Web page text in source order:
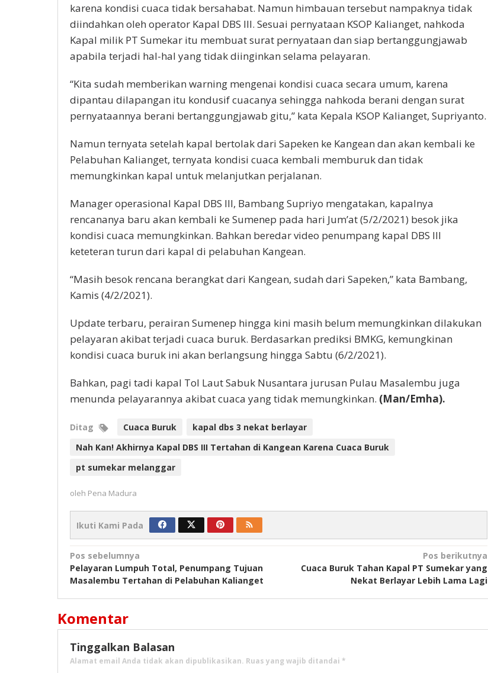
karena kondisi cuaca tidak bersahabat. Namun himbauan tersebut nampaknya tidak
diindahkan oleh operator Kapal DBS III. Sesuai pernyataan KSOP Kalianget, nahkoda
Kapal milik PT Sumekar itu membuat surat pernyataan dan siap bertanggungjawab
apabila terjadi hal-hal yang tidak diinginkan selama pelayaran.
“Kita sudah memberikan warning mengenai kondisi cuaca secara umum, karena
dipantau dilapangan itu kondusif cuacanya sehingga nahkoda berani dengan surat
pernyataannya berani bertanggungjawab gitu,” kata Kepala KSOP Kalianget, Supriyanto.
Namun ternyata setelah kapal bertolak dari Sapeken ke Kangean dan akan kembali ke
Pelabuhan Kalianget, ternyata kondisi cuaca kembali memburuk dan tidak
memungkinkan kapal untuk melanjutkan perjalanan.
Manager operasional Kapal DBS III, Bambang Supriyo mengatakan, kapalnya
rencananya baru akan kembali ke Sumenep pada hari Jum’at (5/2/2021) besok jika
kondisi cuaca memungkinkan. Bahkan beredar video penumpang kapal DBS III
keteteran turun dari kapal di pelabuhan Kangean.
“Masih besok rencana berangkat dari Kangean, sudah dari Sapeken,” kata Bambang,
Kamis (4/2/2021).
Update terbaru, perairan Sumenep hingga kini masih belum memungkinkan dilakukan
pelayaran akibat terjadi cuaca buruk. Berdasarkan prediksi BMKG, kemungkinan
kondisi cuaca buruk ini akan berlangsung hingga Sabtu (6/2/2021).
Bahkan, pagi tadi kapal Tol Laut Sabuk Nusantara jurusan Pulau Masalembu juga
menunda pelayarannya akibat cuaca yang tidak memungkinkan. (Man/Emha).
Ditag Cuaca Buruk
kapal dbs 3 nekat berlayar
Nah Kan! Akhirnya Kapal DBS III Tertahan di Kangean Karena Cuaca Buruk
pt sumekar melanggar
oleh Pena Madura
Ikuti Kami Pada
Navigasi
pos
Pos sebelumnya
Pelayaran Lumpuh Total, Penumpang Tujuan
Masalembu Tertahan di Pelabuhan Kalianget
Pos berikutnya
Cuaca Buruk Tahan Kapal PT Sumekar yang
Nekat Berlayar Lebih Lama Lagi
Komentar
Tinggalkan Balasan
Alamat email Anda tidak akan dipublikasikan. Ruas yang wajib ditandai *